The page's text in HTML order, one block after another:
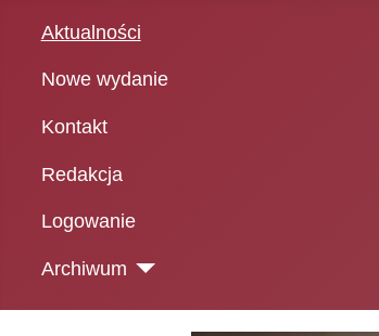
Aktualności
Nowe wydanie
Kontakt
Redakcja
Logowanie
Archiwum